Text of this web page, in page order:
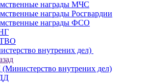
награды МЧС
награды Росгвардии
награды ФСО
внутрених дел)
внутрених дел)